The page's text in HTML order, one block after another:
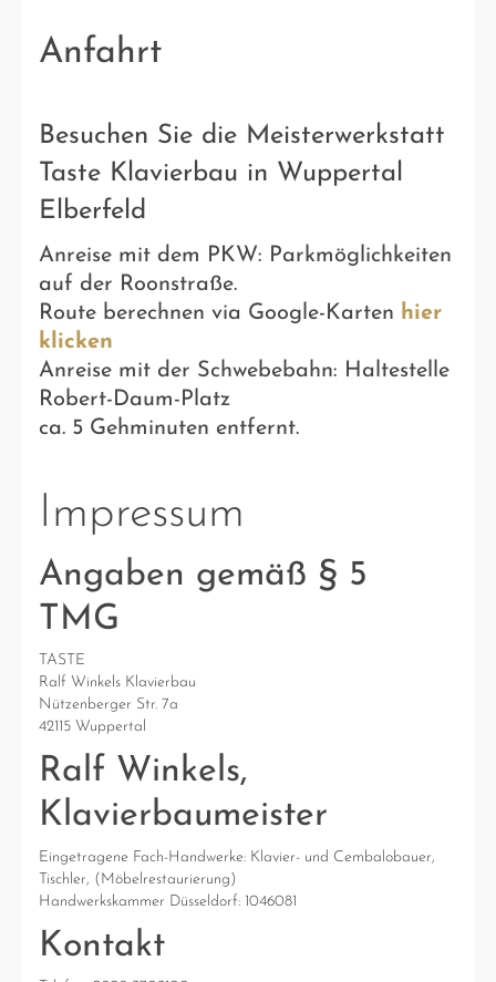
Anfahrt
Besuchen Sie die Meisterwerkstatt
Taste Klavierbau in Wuppertal
Elberfeld
Anreise mit dem PKW: Parkmöglichkeiten
auf der Roonstraße.
Route berechnen via Google-Karten hier
klicken
Anreise mit der Schwebebahn: Haltestelle
Robert-Daum-Platz
ca. 5 Gehminuten entfernt.
Impressum
Angaben gemäß § 5
TMG
TASTE
Ralf Winkels Klavierbau
Nützenberger Str. 7a
42115 Wuppertal
Ralf Winkels,
Klavierbaumeister
Eingetragene Fach-Handwerke: Klavier- und Cembalobauer,
Tischler, (Möbelrestaurierung)
Handwerkskammer Düsseldorf: 1046081
Kontakt